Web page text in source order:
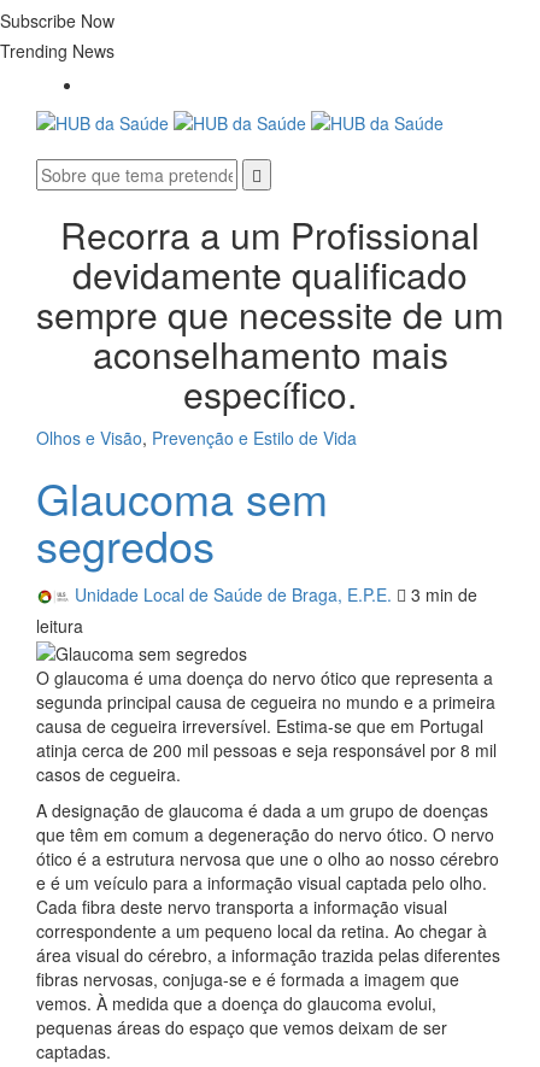
Subscribe Now
Trending News
Recorra a um Profissional
devidamente qualificado
sempre que necessite de um
aconselhamento mais
específico.
Olhos e Visão, Prevenção e Estilo de Vida
Glaucoma sem
segredos
Unidade Local de Saúde de Braga, E.P.E. 3 min de
leitura
O glaucoma é uma doença do nervo ótico que representa a
segunda principal causa de cegueira no mundo e a primeira
causa de cegueira irreversível. Estima-se que em Portugal
atinja cerca de 200 mil pessoas e seja responsável por 8 mil
casos de cegueira.
A designação de glaucoma é dada a um grupo de doenças
que têm em comum a degeneração do nervo ótico. O nervo
ótico é a estrutura nervosa que une o olho ao nosso cérebro
e é um veículo para a informação visual captada pelo olho.
Cada fibra deste nervo transporta a informação visual
correspondente a um pequeno local da retina. Ao chegar à
área visual do cérebro, a informação trazida pelas diferentes
fibras nervosas, conjuga-se e é formada a imagem que
vemos. À medida que a doença do glaucoma evolui,
pequenas áreas do espaço que vemos deixam de ser
captadas.